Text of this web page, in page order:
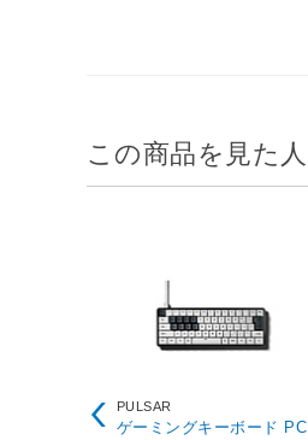
この商品を見た
PULSAR
ゲーミングキーボード